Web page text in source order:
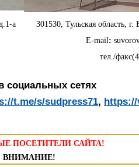
а
301530, Тульская область,
E-mail:
тел./
социальных сетях
t.me/s/sudpress71, https://
ПОСЕТИТЕЛИ САЙТА!
ВНИМАНИЕ!